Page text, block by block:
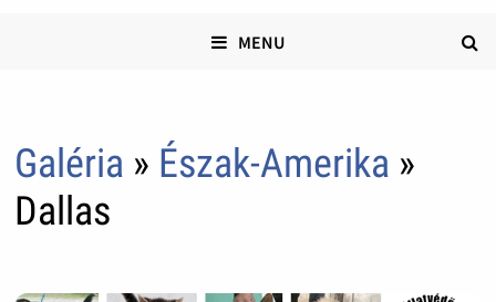
MENU
Galéria » Észak-Amerika »
Dallas